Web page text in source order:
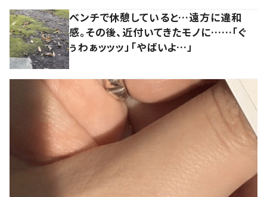
ベンチで休憩していると…遠方に違和
感。その後、近付いてきたモノに……「ぐ
ぅわぁッッッ」「やばいよ…」